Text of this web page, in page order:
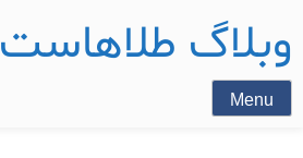
وبلاگ طلاهاست
Menu